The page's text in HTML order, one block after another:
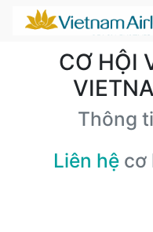
CƠ HỘI
Thông
Liên hệ cơ